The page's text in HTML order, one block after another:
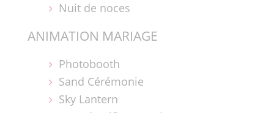
Nuit de noces
ANIMATION MARIAGE
Photobooth
Sand Cérémonie
Sky Lantern